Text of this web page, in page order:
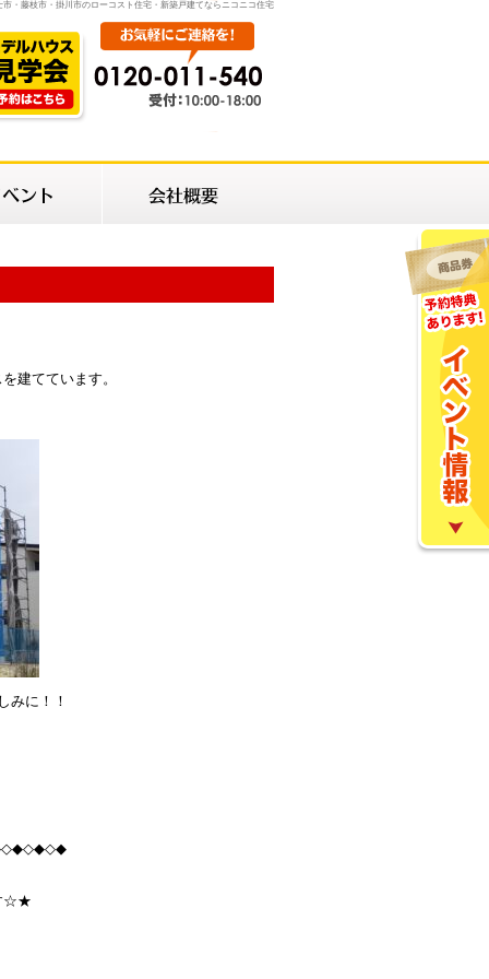
・藤枝市・掛川市のローコスト住宅・新築戸建てならニコニコ住宅
建てています。
みに！！
☆★